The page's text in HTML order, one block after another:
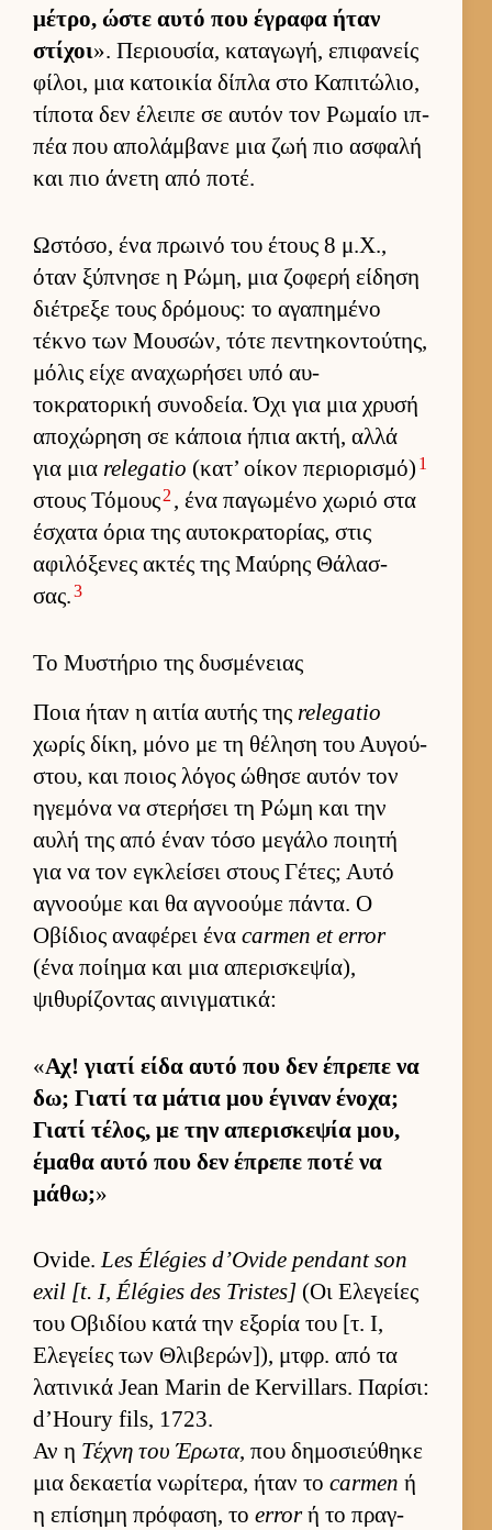
μέτρο, ώστε αυτό που έγραφα ήταν
στίχοι». Περιου­σία, καταγωγή, επιφανείς
φίλοι, μια κατοι­κία δίπλα στο Καπιτώλιο,
τίποτα δεν έλειπε σε αυ­τόν τον Ρωμαίο ιπ­
πέα που απολάμ­βανε μια ζωή πιο ασφαλή
και πιο άνετη από ποτέ.
Ωστόσο, ένα πρωινό του έτους 8 μ.Χ.,
όταν ξύπνησε η Ρώμη, μια ζοφερή εί­δηση
διέτρεξε τους δρόμους: το αγαπημένο
τέκνο των Μου­σών, τότε πεντηκοντού­της,
μόλις είχε αναχωρήσει υπό αυ­
τοκρατορική συνοδεία. Όχι για μια χρυσή
αποχώρηση σε κάποια ήπια ακτή, αλλά
για μια relegatio (κατ’ οί­κον περιο­ρισμό) 1
στους Τόμους2 , ένα παγωμένο χωριό στα
έσχατα όρια της αυ­τοκρατορίας, στις
αφιλόξενες ακτές της Μαύ­ρης Θάλασ­
σας.3
Το Μυστήριο της δυσμένειας
Ποια ήταν η αι­τία αυ­τής της relegatio
χωρίς δίκη, μόνο με τη θέληση του Αυ­γού­
στου, και ποιος λόγος ώθησε αυ­τόν τον
ηγεμόνα να στερήσει τη Ρώμη και την
αυλή της από έναν τόσο μεγάλο ποι­ητή
για να τον εγκλεί­σει στους Γέτες; Αυτό
αγνοούμε και θα αγνοούμε πάντα. Ο
Οβίδιος αναφέρει ένα carmen et error
(ένα ποί­ημα και μια απερισκεψία),
ψιθυρίζοντας αι­νιγ­ματικά:
«Αχ! γιατί είδα αυτό που δεν έπρεπε να
δω; Γιατί τα μάτια μου έγιναν ένοχα;
Γιατί τέλος, με την απερισκεψία μου,
έμαθα αυτό που δεν έπρεπε ποτέ να
μάθω;»
Ovide.Les Élégies d’Ovide pendant son
exil [t. I, Élégies des Tristes] (Οι Ελεγείες
του Οβιδίου κατά την εξορία του [τ. Ι,
Ελεγείες των Θλιβερών]), μτ­φρ. από τα
λατινικά Jean Marin de Kervillars. Παρίσι:
d’Houry fils, 1723.
Αν η Τέχνη του Έρωτα, που δημοσιεύ­θηκε
μια δεκαετία νωρίτερα, ήταν το carmen ή
η επίσημη πρόφαση, το errorή το πραγ­